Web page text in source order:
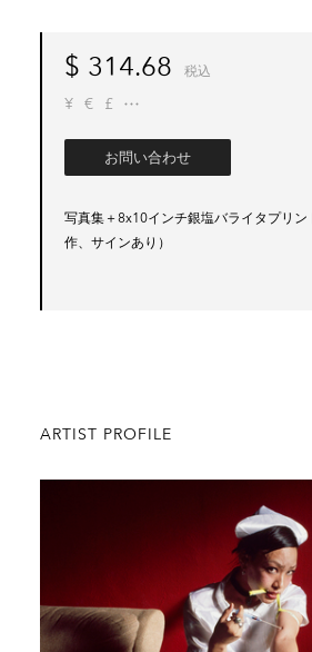
$ 314.68 税込
¥ € £
お問い合わせ
写真集＋8x10インチ銀塩バライタプリン
作、サインあり）
ARTIST PROFILE